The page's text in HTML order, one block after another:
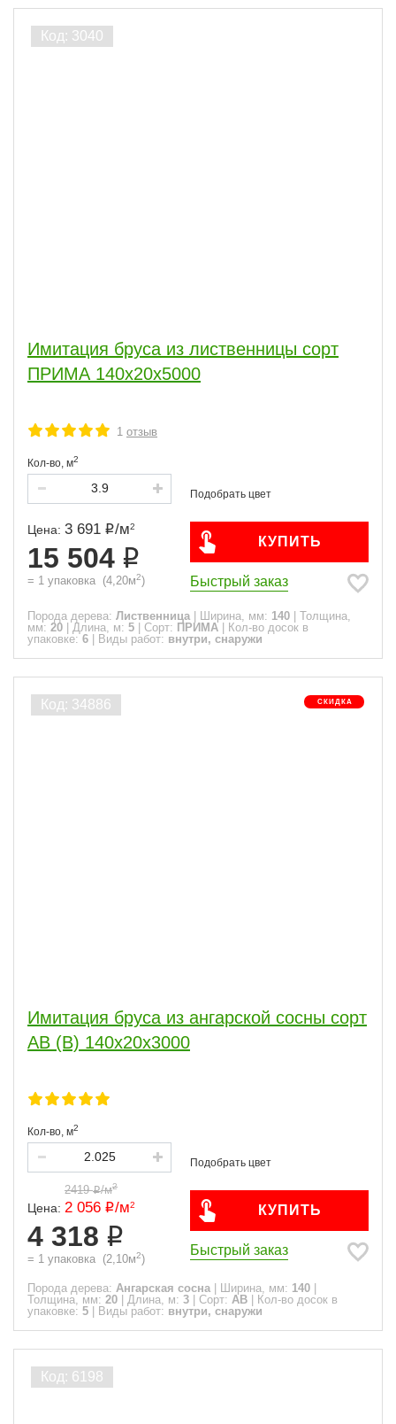
Имитация бруса из лиственницы сорт
ПРИМА 140x20x5000
1 отзыв
Кол-во, м2
Цена: 3 691 /м2
15 504
= 1 упаковка (4,20м2)
КУПИТЬ
Быстрый заказ
Порода дерева: Лиственница Ширина, мм: 140
Толщина,
мм: 20 Длина, м: 5 Сорт: ПРИМА
Кол-во досок в
упаковке: 6 Виды работ: внутри, снаружи
Имитация бруса из ангарской сосны сорт
АВ (В) 140x20x3000
Кол-во, м2
Цена:
2419 /м2
2 056 /м2
4 318
= 1 упаковка (2,10м2)
КУПИТЬ
Быстрый заказ
Порода дерева: Ангарская сосна Ширина, мм: 140
Толщина, мм: 20 Длина, м: 3 Сорт: АВ
Кол-во досок в
упаковке: 5 Виды работ: внутри, снаружи